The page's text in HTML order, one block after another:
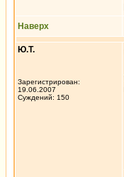
Наверх
Ю.Т.
Зарегистрирован:
19.06.2007
Суждений: 150